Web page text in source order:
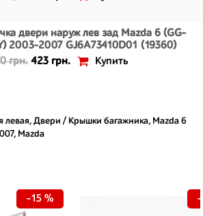
двери наруж лев зад Mazda 6 (GG-
2003-2007 GJ6A73410D01 (19360)
грн. 423 грн. Купить
левая, Двери / Крышки багажника, Mazda 6
, Mazda
-15 % -